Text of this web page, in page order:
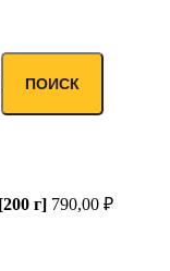
ПОИСК
г] 790,00 ₽